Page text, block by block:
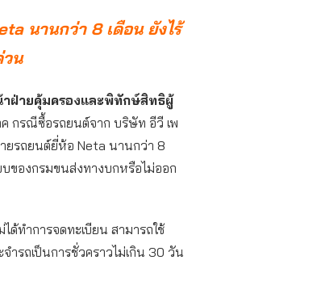
นานกว่า 8 เดือน ยังไร้
วน
ฝ่ายคุ้มครองและพิทักษ์สิทธิผู้
ค กรณีซื้อรถยนต์จาก บริษัท อีวี เพ
ยรถยนต์ยี่ห้อ Neta นานกว่า 8
บของกรมขนส่งทางบกหรือไม่ออก
ด้ทำการจดทะเบียน สามารถใช้
ำรถเป็นการชั่วคราวไม่เกิน 30 วัน